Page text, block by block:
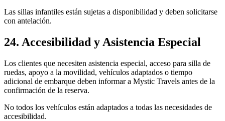
Las sillas infantiles están sujetas a disponibilidad y deben solicitarse
con antelación.
24. Accesibilidad y Asistencia Especial
Los clientes que necesiten asistencia especial, acceso para silla de
ruedas, apoyo a la movilidad, vehículos adaptados o tiempo
adicional de embarque deben informar a Mystic Travels antes de la
confirmación de la reserva.
No todos los vehículos están adaptados a todas las necesidades de
accesibilidad.